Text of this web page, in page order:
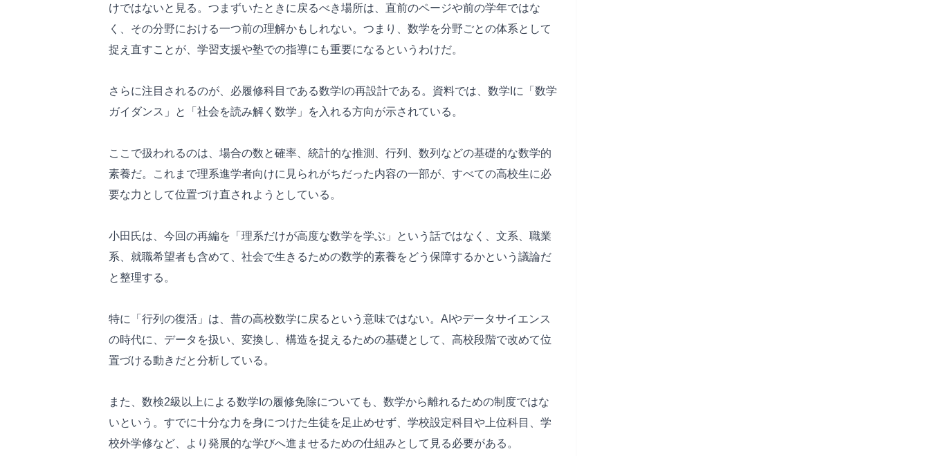
けではないと見る。つまずいたときに戻るべき場所は、直前のページや前の学年ではな
く、その分野における一つ前の理解かもしれない。つまり、数学を分野ごとの体系として
捉え直すことが、学習支援や塾での指導にも重要になるというわけだ。
さらに注目されるのが、必履修科目である数学Iの再設計である。資料では、数学Iに「数学
ガイダンス」と「社会を読み解く数学」を入れる方向が示されている。
ここで扱われるのは、場合の数と確率、統計的な推測、行列、数列などの基礎的な数学的
素養だ。これまで理系進学者向けに見られがちだった内容の一部が、すべての高校生に必
要な力として位置づけ直されようとしている。
小田氏は、今回の再編を「理系だけが高度な数学を学ぶ」という話ではなく、文系、職業
系、就職希望者も含めて、社会で生きるための数学的素養をどう保障するかという議論だ
と整理する。
特に「行列の復活」は、昔の高校数学に戻るという意味ではない。AIやデータサイエンス
の時代に、データを扱い、変換し、構造を捉えるための基礎として、高校段階で改めて位
置づける動きだと分析している。
また、数検2級以上による数学Iの履修免除についても、数学から離れるための制度ではな
いという。すでに十分な力を身につけた生徒を足止めせず、学校設定科目や上位科目、学
校外学修など、より発展的な学びへ進ませるための仕組みとして見る必要がある。